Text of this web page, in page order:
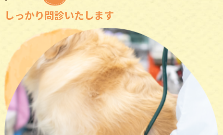
しっかり問診いたします